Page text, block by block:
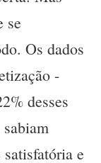
se
Os dados
-
desses
satisfatória e